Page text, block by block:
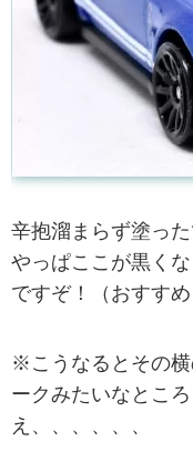
辛抱溜まらず塗った
やっぱここが黒く
ですぞ！（おすすめ
※こうなるとその
ークみたいなとこ
え、、、、、、